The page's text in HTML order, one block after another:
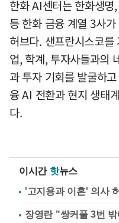
한화 AI센터는 한화생
등 한화 금융 계열 3사
허브다. 샌프란시스코
업, 학계, 투자사들과의
과 투자 기회를 발굴하
융 AI 전환과 현지 생태
다.
이시간 핫뉴스
'고지용과 이혼' 의사
장영란 "쌍커풀 3번